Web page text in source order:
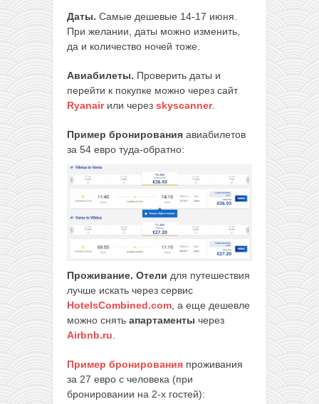
Даты. Самые дешевые 14-17 июня.
При желании, даты можно изменить,
да и количество ночей тоже.
Авиабилеты. Проверить даты и
перейти к покупке можно через сайт
Ryanair или через skyscanner.
Пример бронирования авиабилетов
за 54 евро туда-обратно:
Проживание. Отели для путешествия
лучше искать через сервис
HotelsCombined.com, а еще дешевле
можно снять апартаменты через
Airbnb.ru.
Пример бронирования проживания
за 27 евро с человека (при
бронировании на 2-х гостей):